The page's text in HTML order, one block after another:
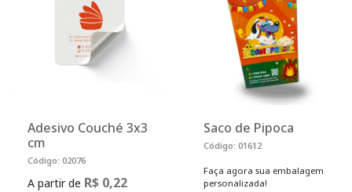
Adesivo Couché 3x3
cm
Código: 02076
A partir de R$ 0,22
Saco de Pipoca
Código: 01612
Faça agora sua embalagem
personalizada!